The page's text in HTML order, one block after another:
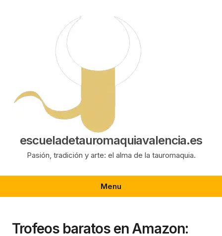
escueladetauromaquiavalencia.es
Pasión, tradición y arte: el alma de la tauromaquia.
Menu
Trofeos baratos en Amazon: